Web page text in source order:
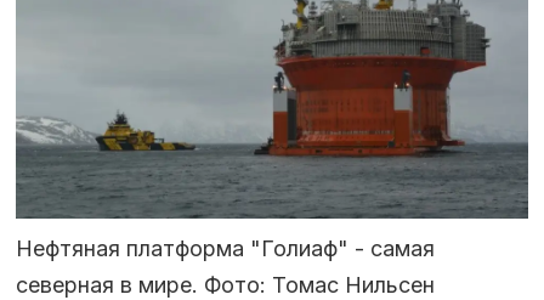
Нефтяная платформа "Голиаф" - самая
северная в мире. Фото: Томас Нильсен